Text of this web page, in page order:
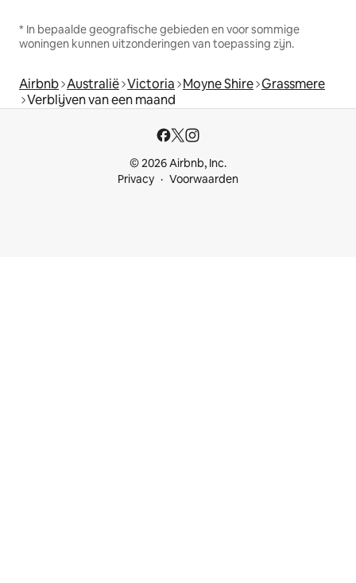
* In bepaalde geografische gebieden en voor sommige
woningen kunnen uitzonderingen van toepassing zijn.
Airbnb Australië Victoria Moyne Shire Grassmere
Verblijven van een maand
© 2026 Airbnb, Inc.
Privacy
Voorwaarden